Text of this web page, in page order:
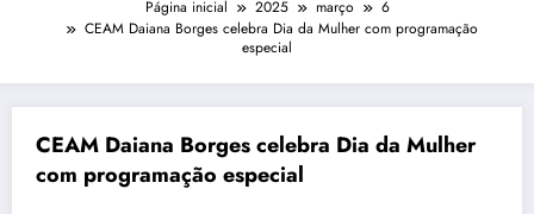
Página inicial 2025 março
6
CEAM Daiana Borges celebra Dia da Mulher com programação
especial
CEAM Daiana Borges celebra Dia da Mulher
com programação especial